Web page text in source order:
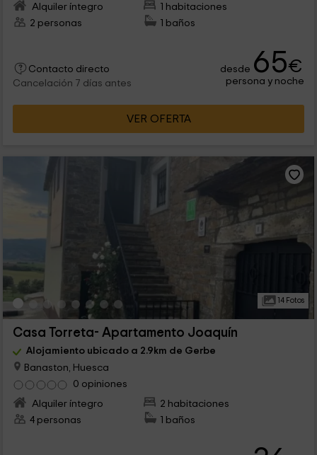
Alquiler íntegro
1 habitaciones
2 personas
1 baños
Contacto directo
Cancelación 7 días antes
desde 65€
persona y noche
VER OFERTA
14 Fotos
Casa Torreta- Apartamento Joaquín
Alojamiento ubicado a 2.9km de Gerbe
Banaston, Huesca
0 opiniones
Alquiler íntegro
2 habitaciones
4 personas
1 baños